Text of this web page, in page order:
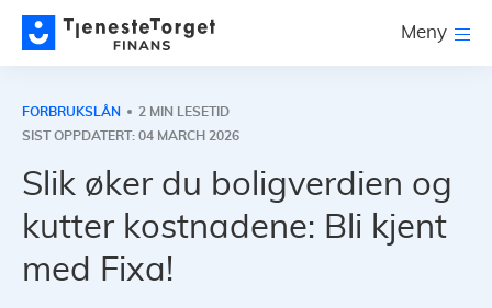
Meny
FORBRUKSLÅN
2 MIN LESETID
SIST OPPDATERT: 04 MARCH 2026
Slik øker du boligverdien og
kutter kostnadene: Bli kjent
med Fixa!